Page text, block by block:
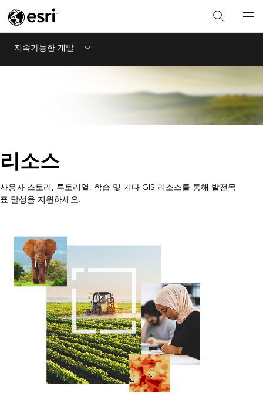
지속가능한 개발 Menu
리소스
사용자 스토리, 튜토리얼, 학습 및 기타 GIS 리소스를 통해 발전목
표 달성을 지원하세요.